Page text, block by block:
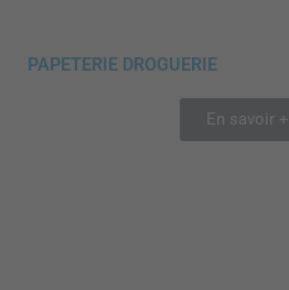
PAPETERIE DROGUERIE
En savoir +